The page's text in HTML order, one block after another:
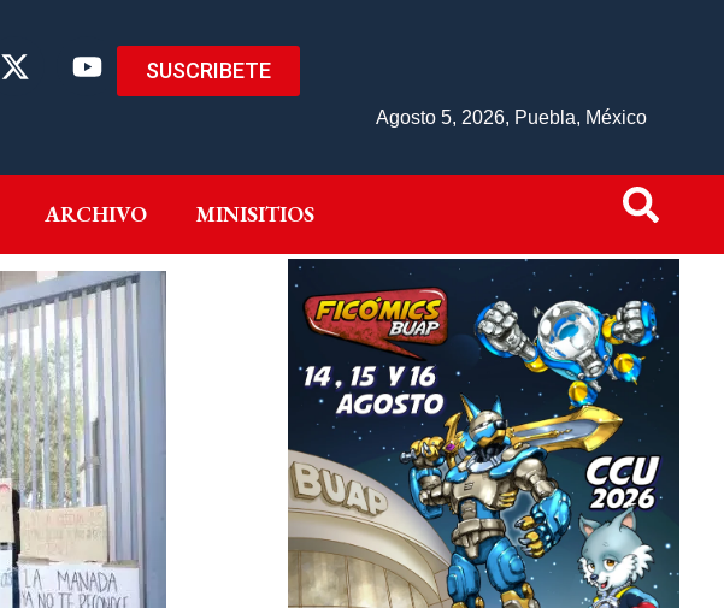
SUSCRIBETE
Agosto 5, 2026, Puebla, México
ARCHIVO MINISITIOS
ARCHIVO MINISITIOS